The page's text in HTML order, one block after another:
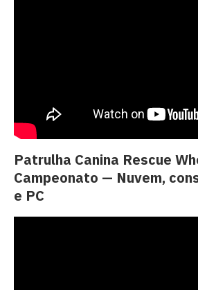
Patrulha Canina Rescue
Campeonato — Nuvem,
e PC